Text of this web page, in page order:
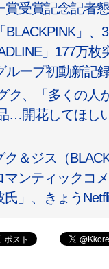
賞受賞記念記者
BLACKPINK」、
」177万
ループ初動新記
ク、「多くの人
…開花してほし
ク＆ジス（
マンティックコ
氏」、きょう